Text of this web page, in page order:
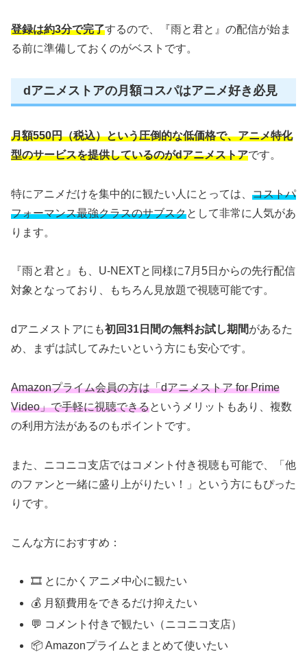
登録は約3分で完了するので、『雨と君と』の配信が始ま
る前に準備しておくのがベストです。
dアニメストアの月額コスパはアニメ好き必見
月額550円（税込）という圧倒的な低価格で、アニメ特化
型のサービスを提供しているのがdアニメストアです。
特にアニメだけを集中的に観たい人にとっては、 コストパ
フォーマンス最強クラスのサブスクとして非常に人気があ
ります。
『雨と君と』も、U-NEXTと同様に7月5日からの先行配信
対象となっており、もちろん見放題で視聴可能です。
dアニメストアにも初回31日間の無料お試し期間があるた
め、まずは試してみたいという方にも安心です。
Amazonプライム会員の方は「dアニメストア for Prime
Video」で手軽に視聴できるというメリットもあり、複数
の利用方法があるのもポイントです。
また、ニコニコ支店ではコメント付き視聴も可能で、「他
のファンと一緒に盛り上がりたい！」という方にもぴった
りです。
こんな方におすすめ：
🎞️ とにかくアニメ中心に観たい
💰 月額費用をできるだけ抑えたい
💬 コメント付きで観たい（ニコニコ支店）
📦 Amazonプライムとまとめて使いたい